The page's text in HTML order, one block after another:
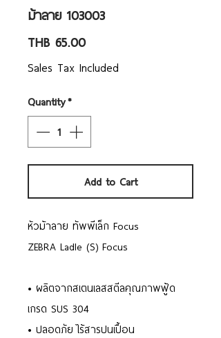
ม้าลาย 103003
THB 65.00Price
Sales Tax Included
Quantity*
Add to Cart
หัวม้าลาย ทัพพีเล็ก Focus
ZEBRA Ladle (S) Focus
• ผลิตจากสเตนเลสสตีลคุณภาพฟู้ด
เกรด SUS 304
• ปลอดภัย ไร้สารปนเปื้อน